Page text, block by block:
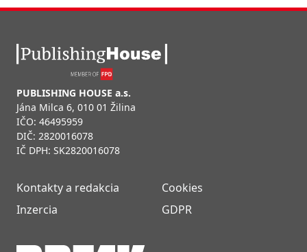
PUBLISHING HOUSE a.s.
Jána Milca 6, 010 01 Žilina
IČO: 46495959
DIČ: 2820016078
IČ DPH: SK2820016078
Kontakty a redakcia
Inzercia
Cookies
GDPR